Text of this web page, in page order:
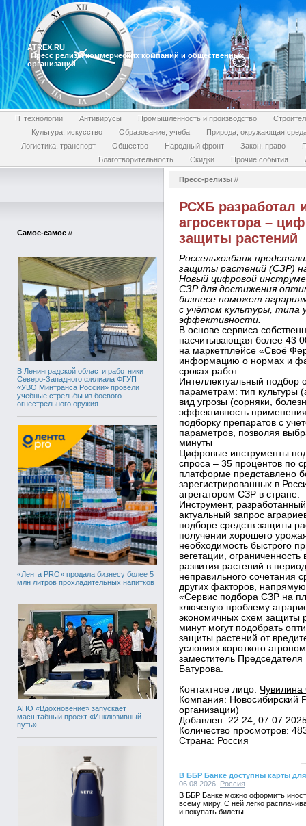
ATREX.RU
Пресс релизы коммерческих компаний и общественных
организаций
IT технологии Антивирусы Промышленность и производство
Культура, искусство
Образование, учеба
Природа, окружающая
Логистика, транспорт
Общество Народный фронт Закон, право
Благотворительность
Скидки Прочие события
Самое-самое //
В Ленинградской области работники
Северо-Западного филиала ФГУП
«УВО Минтранса России» провели
учебные стрельбы из боевого
огнестрельного оружия
«Лента PRO» продала бизнесу более 5
млн литров прохладительных напитков
АНО «Вдохновение» запускает
масштабный проект «Инклюзивный
путь»
Пресс-релизы //
РСХБ разработал
агросектора –
защиты растений
Россельхозбанк
защиты растений (СЗР)
Новый цифровой
СЗР для достижения
бизнесе.поможет
с учётом культуры, типа
эффективности.
В основе сервиса
насчитывающая более 43
на маркетплейсе «Своё
информацию о нормах и
сроках работ.
Интеллектуальный подбор
параметрам: тип культуры
вид угрозы (сорняки,
эффективность
подборку препаратов с
параметров, позволяя
минуты.
Цифровые инструменты
спроса – 35 процентов по
платформе представлено
зарегистрированных в
агрегатором СЗР в стране.
Инструмент,
актуальный запрос
подборе средств защиты
получении хорошего
необходимость быстрого
вегетации,
развития растений в
неправильного сочетания
других факторов,
«Сервис подбора СЗР на
ключевую проблему
экономичных схем защиты
минут могут подобрать
защиты растений от
условиях короткого
заместитель
Батурова.
Контактное лицо: Чувилина
Компания: Новосибирский
организации)
Добавлен: 22:24,
Количество просмотров:
Страна: Россия
В ББР Банке доступны карты
06.08.2026, Россия
В ББР Банке можно оформить
всему миру. С ней легко
и покупать билеты.